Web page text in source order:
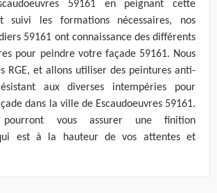
59161 en peignant cette
suivi les formations nécessaires, nos
59161 ont connaissance des différents
pour peindre votre façade 59161. Nous
RGE, et allons utiliser des peintures anti-
aux diverses intempéries pour
dans la ville de Escaudoeuvres 59161.
pourront vous assurer une finition
est à la hauteur de vos attentes et